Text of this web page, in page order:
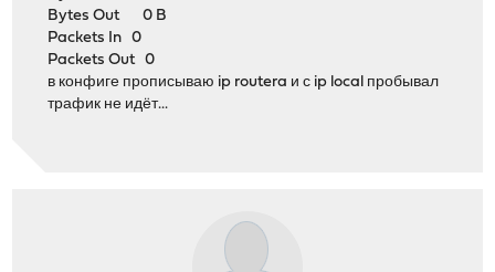
Bytes Out 0 B
Packets In 0
Packets Out 0
в конфиге прописываю ip routera и с ip local пробывал
трафик не идёт...